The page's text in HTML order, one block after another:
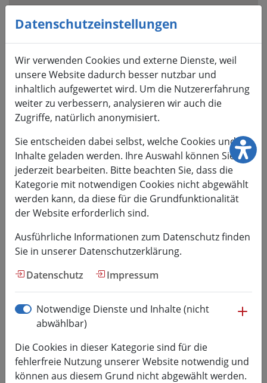
Visuelle
Assistenzsoftware
Tastatur
erreichbar
über
ALT
HSMW
Hochschul­kommunikation
MFMW – International Night
Di, 09.06.2026, 19:00 Uhr - 23:00 Uhr
Weitere Informationen folgen.
Datenschutzeinstellungen
Wir verwenden Cookies und externe Dienste, weil
unsere Website dadurch besser nutzbar und
inhaltlich aufgewertet wird. Um die Nutzererfahrung
weiter zu verbessern, analysieren wir auch die
Zugriffe, natürlich anonymisiert.
Sie entscheiden dabei selbst, welche Cookies und
Inhalte geladen werden. Ihre Auswahl können Sie
jederzeit bearbeiten. Bitte beachten Sie, dass die
Kategorie mit notwendigen Cookies nicht abgewählt
werden kann, da diese für die Grundfunktionalität
der Website erforderlich sind.
Ausführliche Informationen zum Datenschutz finden
Sie in unserer Datenschutzerklärung.
Datenschutz
Impressum
Notwendige Dienste und Inhalte (nicht
abwählbar)
Die Cookies in dieser Kategorie sind für die
fehlerfreie Nutzung unserer Website notwendig und
können aus diesem Grund nicht abgewählt werden.